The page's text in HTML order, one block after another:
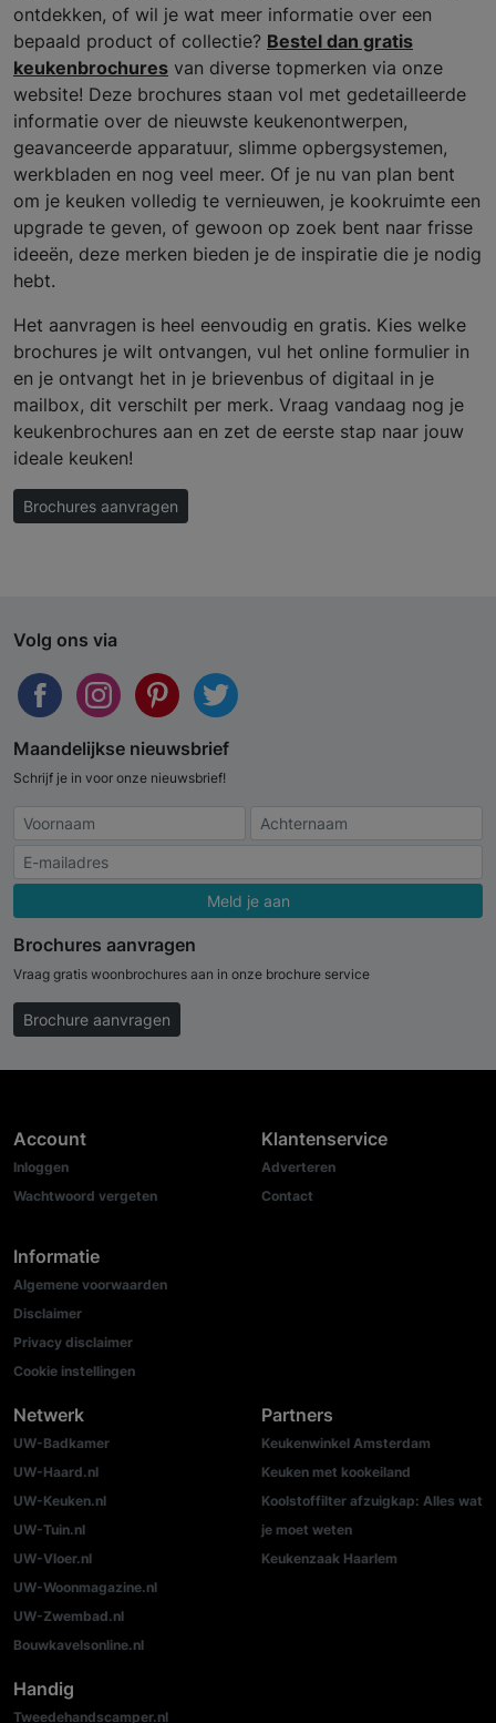
ontdekken, of wil je wat meer informatie over een
bepaald product of collectie? Bestel dan gratis
keukenbrochures van diverse topmerken via onze
website! Deze brochures staan vol met gedetailleerde
informatie over de nieuwste keukenontwerpen,
geavanceerde apparatuur, slimme opbergsystemen,
werkbladen en nog veel meer. Of je nu van plan bent
om je keuken volledig te vernieuwen, je kookruimte een
upgrade te geven, of gewoon op zoek bent naar frisse
ideeën, deze merken bieden je de inspiratie die je nodig
hebt.
Het aanvragen is heel eenvoudig en gratis. Kies welke
brochures je wilt ontvangen, vul het online formulier in
en je ontvangt het in je brievenbus of digitaal in je
mailbox, dit verschilt per merk. Vraag vandaag nog je
keukenbrochures aan en zet de eerste stap naar jouw
ideale keuken!
Brochures aanvragen
Volg ons via
Maandelijkse nieuwsbrief
Schrijf je in voor onze nieuwsbrief!
Meld je aan
Brochures aanvragen
Vraag gratis woonbrochures aan in onze brochure service
Brochure aanvragen
Account
Inloggen
Wachtwoord vergeten
Informatie
Algemene voorwaarden
Disclaimer
Privacy disclaimer
Cookie instellingen
Klantenservice
Adverteren
Contact
Netwerk
UW-Badkamer
UW-Haard.nl
UW-Keuken.nl
UW-Tuin.nl
UW-Vloer.nl
UW-Woonmagazine.nl
UW-Zwembad.nl
Bouwkavelsonline.nl
Partners
Keukenwinkel Amsterdam
Keuken met kookeiland
Koolstoffilter afzuigkap: Alles wat
je moet weten
Keukenzaak Haarlem
Handig
Tweedehandscamper.nl